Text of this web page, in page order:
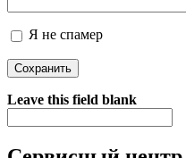
Я не спамер
Я спамер
Leave this field blank